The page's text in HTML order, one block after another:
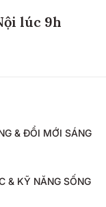
lúc 9h
& ĐỔI MỚI SÁNG
& KỸ NĂNG SỐNG